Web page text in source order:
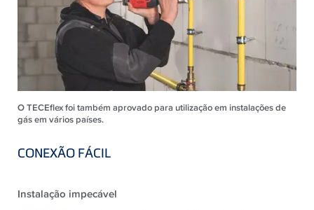
O TECEflex foi também aprovado para utilização em instalações de
gás em vários países.
CONEXÃO FÁCIL
Instalação impecável